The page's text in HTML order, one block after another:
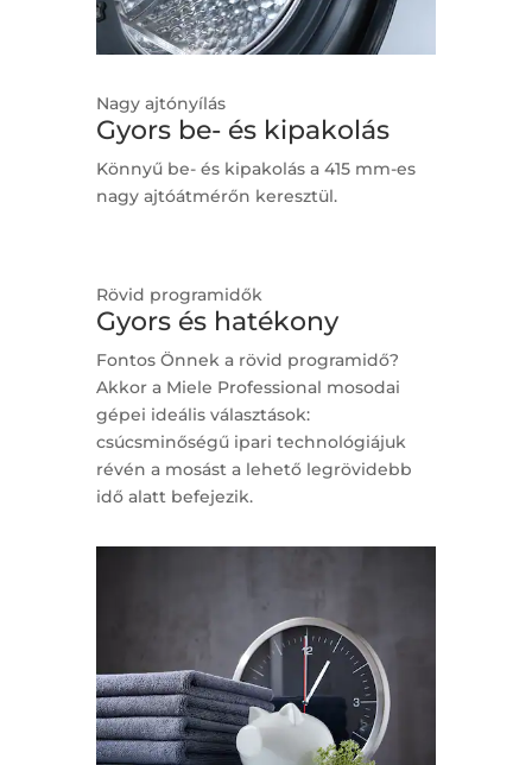
Nagy ajtónyílás
Gyors be- és kipakolás
Könnyű be- és kipakolás a 415 mm-es
nagy ajtóátmérőn keresztül.
Rövid programidők
Gyors és hatékony
Fontos Önnek a rövid programidő?
Akkor a Miele Professional mosodai
gépei ideális választások:
csúcsminőségű ipari technológiájuk
révén a mosást a lehető legrövidebb
idő alatt befejezik.